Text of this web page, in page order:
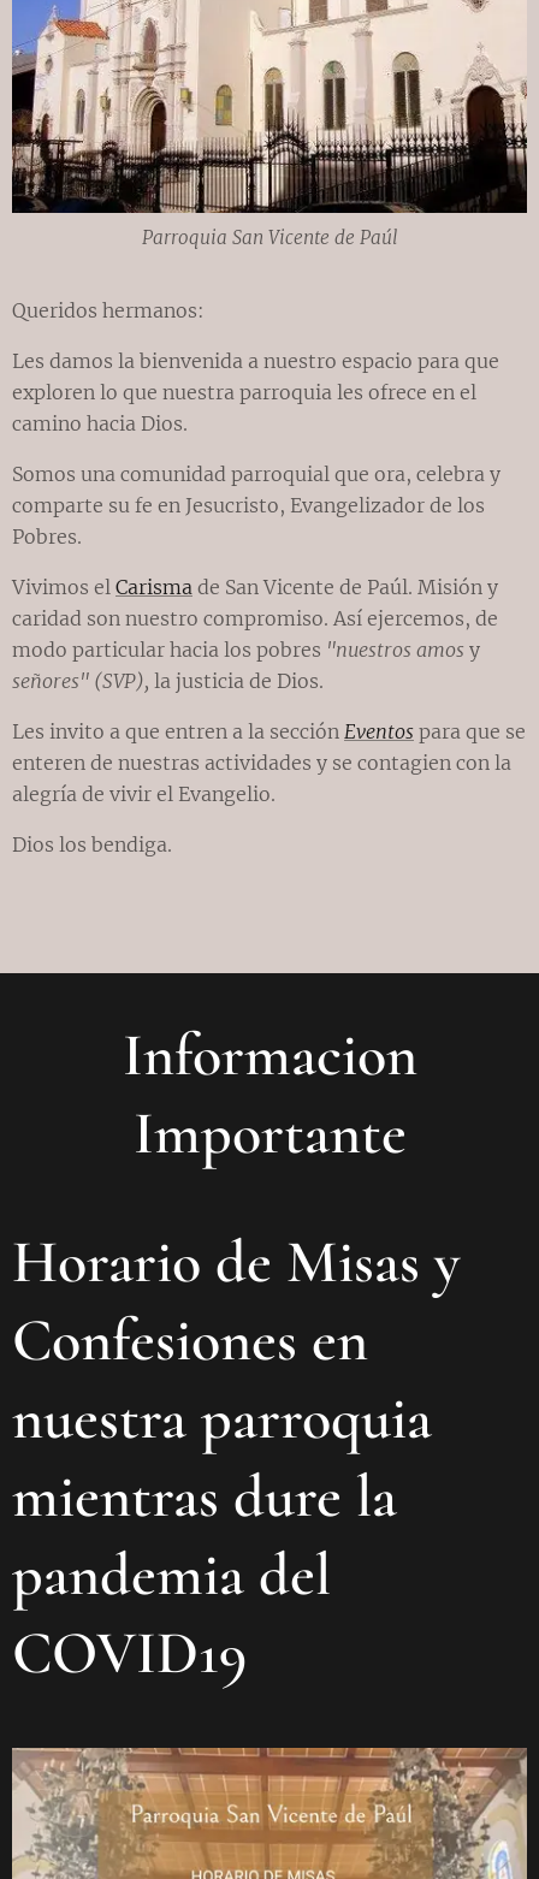
Parroquia San Vicente de Paúl
Queridos hermanos:
Les damos la bienvenida a nuestro espacio para que
exploren lo que nuestra parroquia les ofrece en el
camino hacia Dios.
Somos una comunidad parroquial que ora, celebra y
comparte su fe en Jesucristo, Evangelizador de los
Pobres.
Vivimos el Carisma de San Vicente de Paúl. Misión y
caridad son nuestro compromiso. Así ejercemos, de
modo particular hacia los pobres "nuestros amos y
señores" (SVP), la justicia de Dios.
Les invito a que entren a la sección Eventos para que se
enteren de nuestras actividades y se contagien con la
alegría de vivir el Evangelio.
Dios los bendiga.
Informacion
Importante
Horario de Misas y
Confesiones en
nuestra parroquia
mientras dure la
pandemia del
COVID19